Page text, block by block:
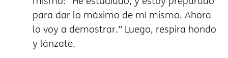
para dar lo máximo de mí mismo. Ahora
lo voy a demostrar.” Luego, respira hondo
y lánzate.